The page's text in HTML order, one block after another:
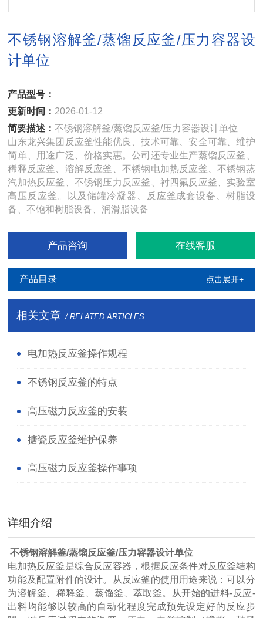
不锈钢溶解釜/蒸馏反应釜/压力容器设
计单位
产品型号：
更新时间： 2026-01-12
简要描述：不锈钢溶解釜/蒸馏反应釜/压力容器设计单位
山东龙兴集团反应釜性能优良、技术可靠、安全可靠、维护
简单、用途广泛、价格实惠。公司还专业生产蒸馏反应釜、
稀释反应釜、溶解反应釜、不锈钢电加热反应釜、不锈钢蒸
汽加热反应釜、不锈钢压力反应釜、衬四氟反应釜、实验室
高压反应釜。以及储罐冷凝器、反应釜成套设备、树脂设
备、不饱和树脂设备、润滑脂设备
产品咨询 在线客服
产品目录 点击展开+
相关文章 / RELATED ARTICLES
电加热反应釜操作规程
不锈钢反应釜的特点
高压磁力反应釜的安装
搪瓷反应釜维护保养
高压磁力反应釜操作事项
详细介绍
不锈钢溶解釜/蒸馏反应釜/压力容器设计单位
电加热反应釜是综合反应容器，根据反应条件对反应釜结构
功能及配置附件的设计。从反应釜的使用用途来说：可以分
为溶解釜、稀释釜、蒸馏釜、萃取釜。从开始的进料-反应-
出料均能够以较高的自动化程度完成预先设定好的反应步